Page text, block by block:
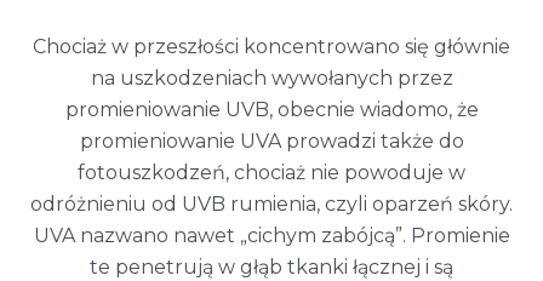
Chociaż w przeszłości koncentrowano się głównie
na uszkodzeniach wywołanych przez
promieniowanie UVB, obecnie wiadomo, że
promieniowanie UVA prowadzi także do
fotouszkodzeń, chociaż nie powoduje w
odróżnieniu od UVB rumienia, czyli oparzeń skóry.
UVA nazwano nawet „cichym zabójcą”. Promienie
te penetrują w głąb tkanki łącznej i są